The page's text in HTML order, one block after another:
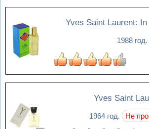
Yves Saint Laurent: In
1988 год.
Yves Saint
1964 год. Не